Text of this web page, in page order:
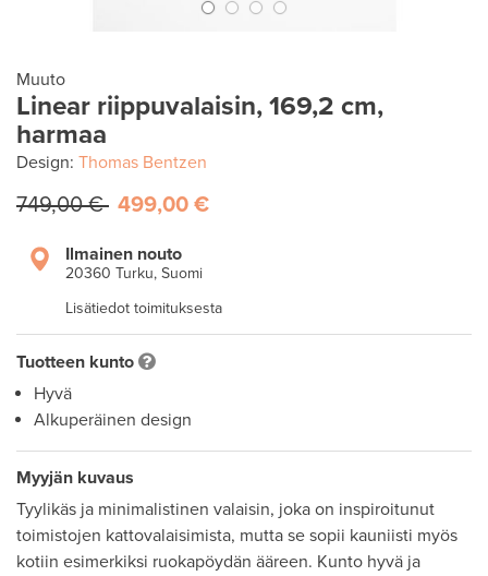
Muuto
Linear riippuvalaisin, 169,2 cm,
harmaa
Design: Thomas Bentzen
749,00 € 499,00 €
Ilmainen nouto
20360 Turku, Suomi
Lisätiedot toimituksesta
Tuotteen kunto
Hyvä
Alkuperäinen design
Myyjän kuvaus
Tyylikäs ja minimalistinen valaisin, joka on inspiroitunut
toimistojen kattovalaisimista, mutta se sopii kauniisti myös
kotiin esimerkiksi ruokapöydän ääreen. Kunto hyvä ja